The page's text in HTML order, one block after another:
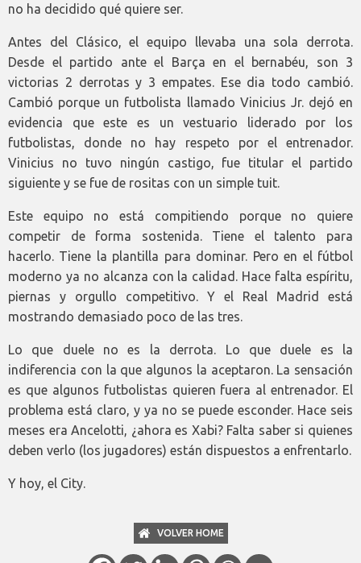
no ha decidido qué quiere ser.
Antes del Clásico, el equipo llevaba una sola derrota.
Desde el partido ante el Barça en el bernabéu, son 3
victorias 2 derrotas y 3 empates. Ese dia todo cambió.
Cambió porque un futbolista llamado Vinicius Jr. dejó en
evidencia que este es un vestuario liderado por los
futbolistas, donde no hay respeto por el entrenador.
Vinicius no tuvo ningún castigo, fue titular el partido
siguiente y se fue de rositas con un simple tuit.
Este equipo no está compitiendo porque no quiere
competir de forma sostenida. Tiene el talento para
hacerlo. Tiene la plantilla para dominar. Pero en el fútbol
moderno ya no alcanza con la calidad. Hace falta espíritu,
piernas y orgullo competitivo. Y el Real Madrid está
mostrando demasiado poco de las tres.
Lo que duele no es la derrota. Lo que duele es la
indiferencia con la que algunos la aceptaron. La sensación
es que algunos futbolistas quieren fuera al entrenador. El
problema está claro, y ya no se puede esconder. Hace seis
meses era Ancelotti, ¿ahora es Xabi? Falta saber si quienes
deben verlo (los jugadores) están dispuestos a enfrentarlo.
Y hoy, el City.
VOLVER HOME